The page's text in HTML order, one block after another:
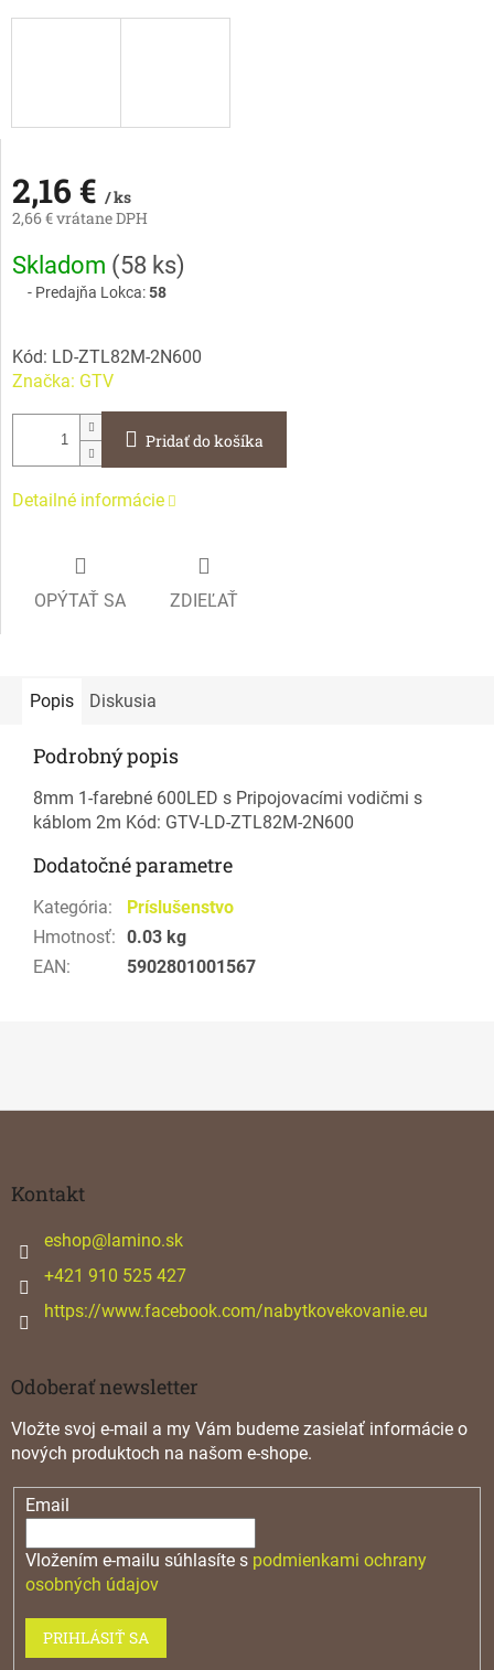
2,16 € / ks
2,66 € vrátane DPH
Jednotková
cena:
Skladom (58 ks)
Predajňa Lokca:58
Kód: LD-ZTL82M-2N600
Značka: GTV
Pridať do košíka
Detailné informácie
OPÝTAŤ SA ZDIEĽAŤ
Popis Diskusia
Podrobný popis
8mm 1-farebné 600LED s Pripojovacími vodičmi s
káblom 2m Kód: GTV-LD-ZTL82M-2N600
Dodatočné parametre
Kategória:
Príslušenstvo
Hmotnosť: 0.03 kg
EAN: 5902801001567
Kontakt
eshop@lamino.sk
+421 910 525 427
https://www.facebook.com/nabytkovekovanie.eu
Odoberať newsletter
Vložte svoj e-mail a my Vám budeme zasielať informácie o
nových produktoch na našom e-shope.
Email
Vložením e-mailu súhlasíte s podmienkami ochrany
osobných údajov
PRIHLÁSIŤ SA